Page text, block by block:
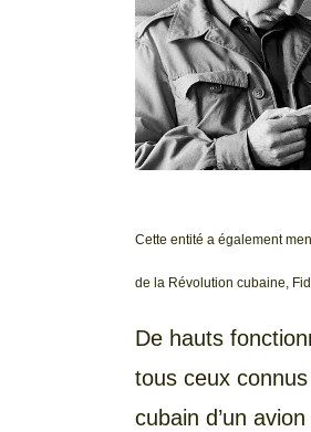
Cette entité a également
de la Révolution cubaine,
De hauts
tous ceux
cubain d’un